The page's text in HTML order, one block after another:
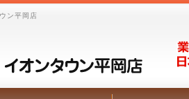
ン平岡店